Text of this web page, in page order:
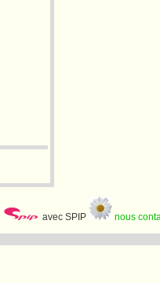
avec SPIP nous